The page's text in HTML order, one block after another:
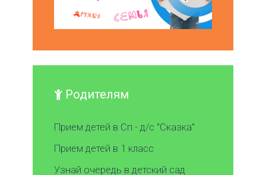
Родителям
Прием детей в Сп - д/с "Сказка"
Прием детей в 1 класс
Узнай очередь в детский сад